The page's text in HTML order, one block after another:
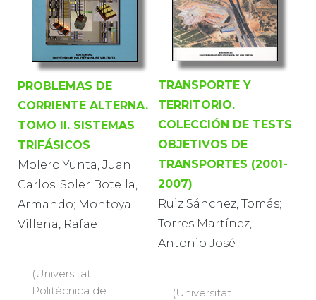
PROBLEMAS DE
CORRIENTE ALTERNA.
TOMO II. SISTEMAS
TRIFÁSICOS
Molero Yunta, Juan
Carlos; Soler Botella,
Armando; Montoya
Villena, Rafael
(Universitat
Politècnica de
TRANSPORTE Y
TERRITORIO.
COLECCIÓN DE TESTS
OBJETIVOS DE
TRANSPORTES (2001-
2007)
Ruiz Sánchez, Tomás;
Torres Martínez,
Antonio José
(Universitat